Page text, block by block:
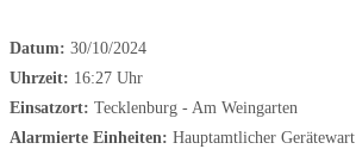
Datum: 30/10/2024
Uhrzeit: 16:27 Uhr
Einsatzort: Tecklenburg - Am Weingarten
Alarmierte Einheiten: Hauptamtlicher Gerätewart